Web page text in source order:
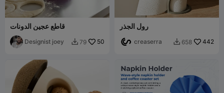
قاطع عجين الدونات
Designist joey  79 50
رول الجذر
creaserra  658 442